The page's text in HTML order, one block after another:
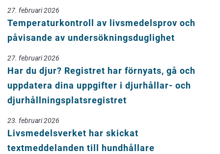
27. februari 2026
Temperaturkontroll av livsmedelsprov och
påvisande av undersökningsduglighet
27. februari 2026
Har du djur? Registret har förnyats, gå och
uppdatera dina uppgifter i djurhållar- och
djurhållningsplatsregistret
23. februari 2026
Livsmedelsverket har skickat
textmeddelanden till hundhållare